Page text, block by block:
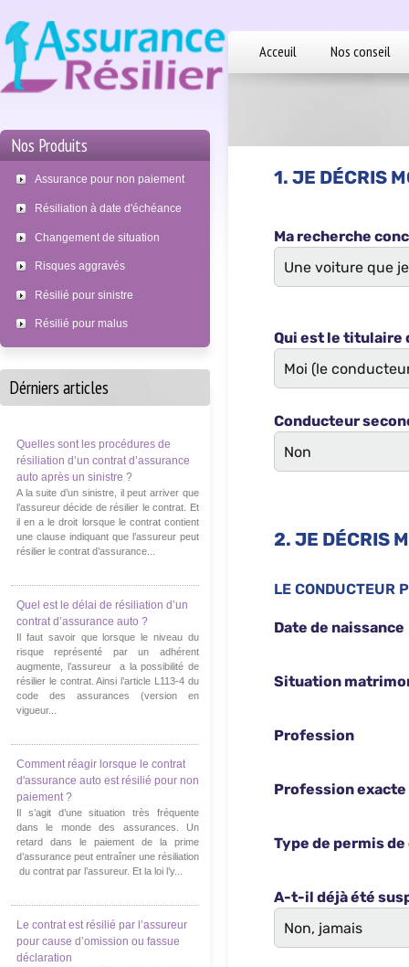
Acceuil Nos conseil
Nos Produits
Assurance pour non paiement
Résiliation à date d'échéance
Changement de situation
Risques aggravés
Résilié pour sinistre
Résilié pour malus
Dérniers articles
Quelles sont les procédures de
résiliation d’un contrat d’assurance
auto après un sinistre ?
A la suite d’un sinistre, il peut arriver que
l’assureur décide de résilier le contrat. Et
il en a le droit lorsque le contrat contient
une clause indiquant que l’assureur peut
résilier le contrat d’assurance...
Quel est le délai de résiliation d’un
contrat d’assurance auto ?
Il faut savoir que lorsque le niveau du
risque représenté par un adhérent
augmente, l’assureur a la possibilité de
résilier le contrat. Ainsi l’article L113-4 du
code des assurances (version en
vigueur...
Comment réagir lorsque le contrat
d'assurance auto est résilié pour non
paiement ?
Il s’agit d’une situation très fréquente
dans le monde des assurances. Un
retard dans le paiement de la prime
d’assurance peut entraîner une résiliation
du contrat par l’assureur. Et la loi l’y...
Le contrat est résilié par l’assureur
pour cause d’omission ou fassue
déclaration